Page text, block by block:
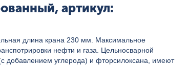
артикул:
длина крана 230 мм. Максимальное
нефти и газа. Цельносварной
добавлением углерода) и фторсилоксана, имеют